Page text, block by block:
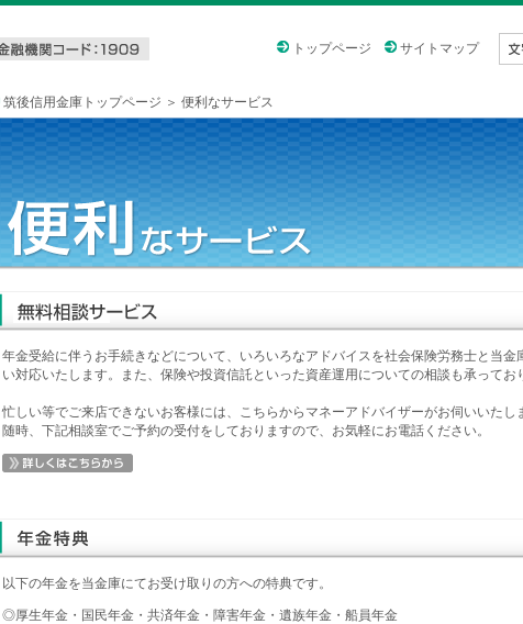
トップページ サイトマップ
筑後信用金庫トップページ ＞ 便利なサービス
年金受給に伴うお手続きなどについて、いろいろなアドバイスを社会保険労務士と当金
い対応いたします。また、保険や投資信託といった資産運用についての相談も承ってお
忙しい等でご来店できないお客様には、こちらからマネーアドバイザーがお伺いいたし
随時、下記相談室でご予約の受付をしておりますので、お気軽にお電話ください。
以下の年金を当金庫にてお受け取りの方への特典です。
◎厚生年金・国民年金・共済年金・障害年金・遺族年金・船員年金